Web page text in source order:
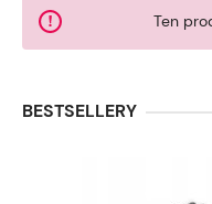
Ten
BESTSELLERY